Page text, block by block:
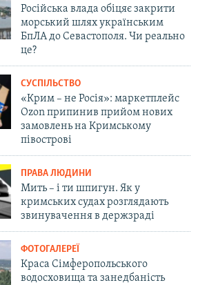
Російська влада обіцяє закрити
морський шлях українським
БпЛА до Севастополя. Чи реально
це?
СУСПІЛЬСТВО
«Крим – не Росія»: маркетплейс
Ozon припинив прийом нових
замовлень на Кримському
півострові
ПРАВА ЛЮДИНИ
Мить – і ти шпигун. Як у
кримських судах розглядають
звинувачення в держзраді
ФОТОГАЛЕРЕЇ
Краса Сімферопольського
водосховища та занедбаність